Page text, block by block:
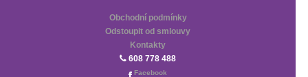
Obchodní podmínky
Odstoupit od smlouvy
Kontakty
608 778 488
Facebook